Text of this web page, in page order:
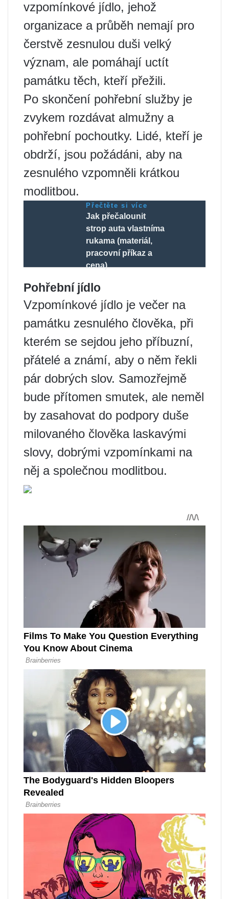
vzpomínkové jídlo, jehož
organizace a průběh nemají pro
čerstvě zesnulou duši velký
význam, ale pomáhají uctít
památku těch, kteří přežili.
Po skončení pohřební služby je
zvykem rozdávat almužny a
pohřební pochoutky. Lidé, kteří je
obdrží, jsou požádáni, aby na
zesnulého vzpomněli krátkou
modlitbou.
Přečtěte si více
Jak přečalounit
strop auta vlastníma
rukama (materiál,
pracovní příkaz a
cena)
Pohřební jídlo
Vzpomínkové jídlo je večer na
památku zesnulého člověka, při
kterém se sejdou jeho příbuzní,
přátelé a známí, aby o něm řekli
pár dobrých slov. Samozřejmě
bude přítomen smutek, ale neměl
by zasahovat do podpory duše
milovaného člověka laskavými
slovy, dobrými vzpomínkami na
něj a společnou modlitbou.